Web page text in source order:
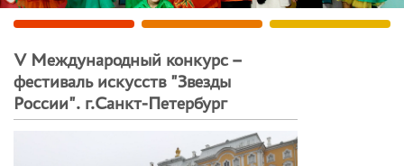
V Международный конкурс –
фестиваль искусств "Звезды
России". г.Санкт-Петербург